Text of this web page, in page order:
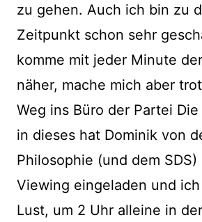
zu gehen. Auch ich bin zu
Zeitpunkt schon sehr
komme mit jeder Minute
näher, mache mich aber
Weg ins Büro der Partei
in dieses hat Dominik von
Philosophie (und dem
Viewing eingeladen und
Lust, um 2 Uhr alleine in